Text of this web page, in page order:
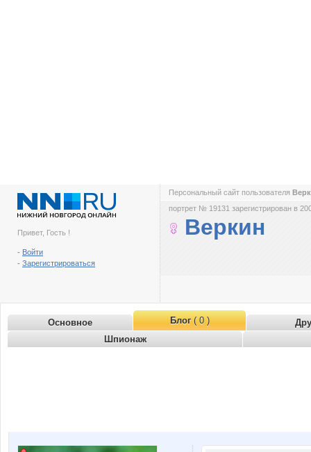
Привет, Гость !
- Войти
- Зарегистрироваться
Персональный сайт пользователя
портрет № 19131 зарегистрирован в
Веркин
Основное Блог( 0 )
Шпионаж